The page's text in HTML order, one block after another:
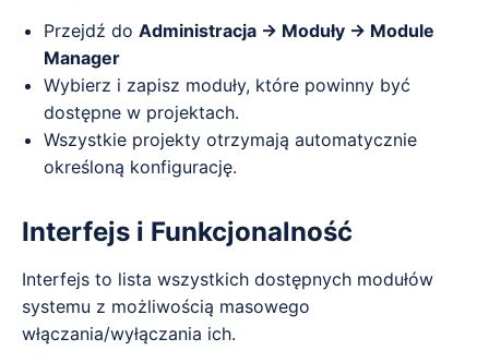
Przejdź do Administracja -> Moduły -> Module
Manager
Wybierz i zapisz moduły, które powinny być
dostępne w projektach.
Wszystkie projekty otrzymają automatycznie
określoną konfigurację.
Interfejs i Funkcjonalność
Interfejs to lista wszystkich dostępnych modułów
systemu z możliwością masowego
włączania/wyłączania ich.